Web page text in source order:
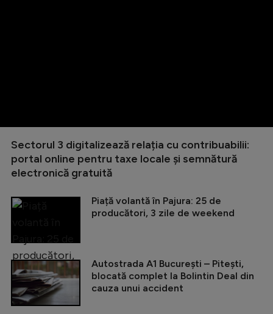
Sectorul 3 digitalizează relația cu contribuabilii:
portal online pentru taxe locale și semnătură
electronică gratuită
Piață volantă în Pajura: 25 de
producători, 3 zile de weekend
Autostrada A1 București – Pitești,
blocată complet la Bolintin Deal din
cauza unui accident